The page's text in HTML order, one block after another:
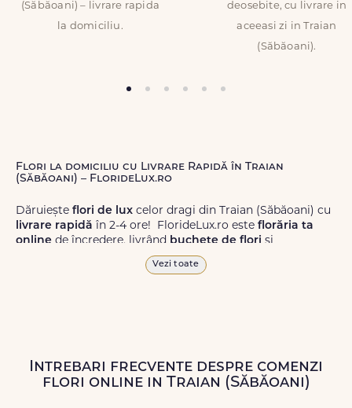
(Săbăoani) – livrare rapida
la domiciliu.
deosebite, cu livrare in
aceeasi zi in Traian
(Săbăoani).
Flori la domiciliu cu Livrare Rapidă în Traian
(Săbăoani) – FlorideLux.ro
Dăruiește flori de lux celor dragi din Traian (Săbăoani) cu
livrare rapidă în 2-4 ore! FlorideLux.ro este florăria ta
online de încredere, livrând buchete de flori și
de calitate superioară în Traian
(Săbăoani) și în toată România.
Livrăm buchete de flori chiar și înweekend, pentru ca tu
Vezi toate
Intrebari frecvente despre comenzi
flori online in Traian (Săbăoani)